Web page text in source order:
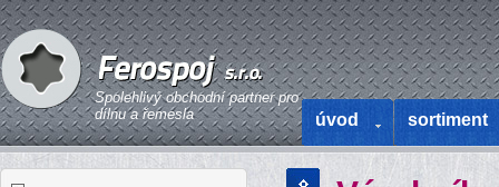
Spolehlivý obchodní partner pro
dílnu a řemesla
úvod sortiment